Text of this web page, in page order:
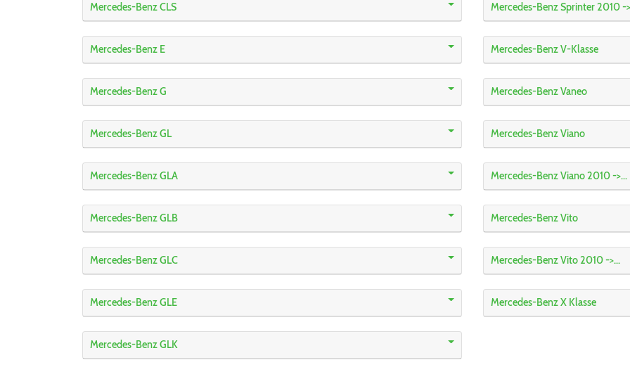
Mercedes-Benz CLS
Mercedes-Benz E
Mercedes-Benz G
Mercedes-Benz GL
Mercedes-Benz GLA
Mercedes-Benz GLB
Mercedes-Benz GLC
Mercedes-Benz GLE
Mercedes-Benz GLK
Mercedes-Benz Sprinter 2010 -
Mercedes-Benz V-Klasse
Mercedes-Benz Vaneo
Mercedes-Benz Viano
Mercedes-Benz Viano 2010 ->...
Mercedes-Benz Vito
Mercedes-Benz Vito 2010 ->...
Mercedes-Benz X Klasse